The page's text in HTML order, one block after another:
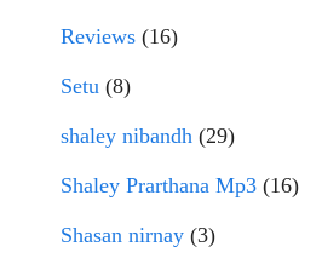
Reviews (16)
Setu (8)
shaley nibandh (29)
Shaley Prarthana Mp3 (16)
Shasan nirnay (3)